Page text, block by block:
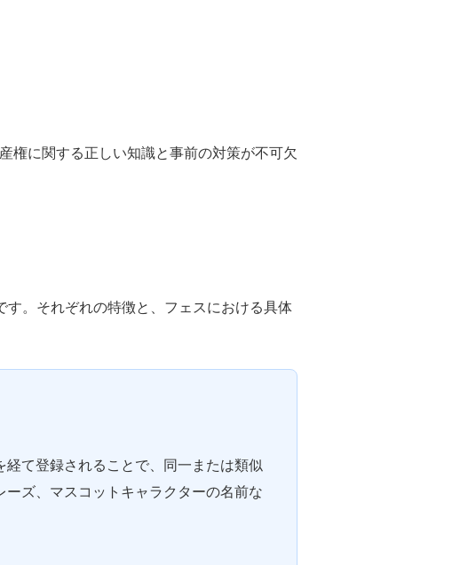
権に関する正しい知識と事前の対策が不可欠
。それぞれの特徴と、フェスにおける具体
て登録されることで、同一または類似
ズ、マスコットキャラクターの名前な